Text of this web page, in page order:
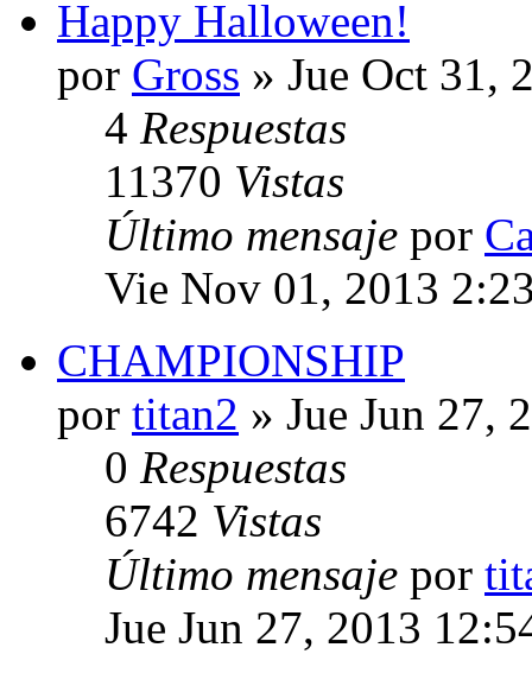
Happy Halloween!
por Gross » Jue Oct 31,
4 Respuestas
11370 Vistas
Último mensaje por
Vie Nov 01, 2013
CHAMPIONSHIP
por titan2 » Jue Jun 27,
0 Respuestas
6742 Vistas
Último mensaje por
Jue Jun 27, 2013